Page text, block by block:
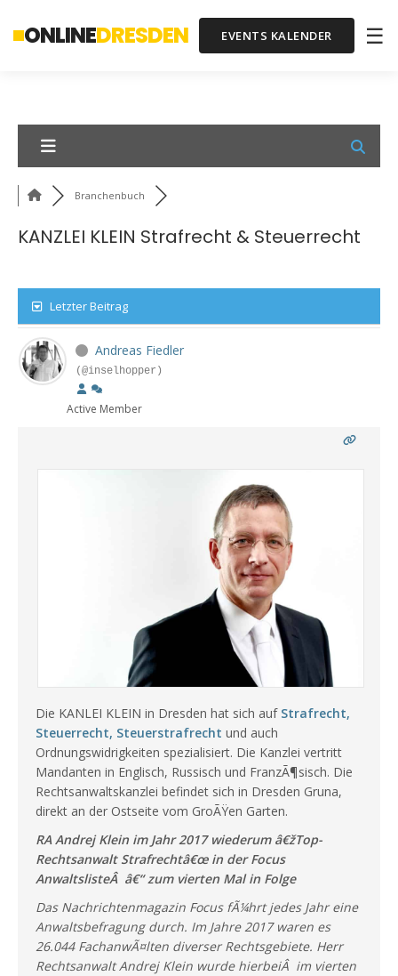
ONLINEDRESDEN EVENTS KALENDER ☰
Branchenbuch
KANZLEI KLEIN Strafrecht & Steuerrecht
Letzter Beitrag
Andreas Fiedler
(@inselhopper)
Active Member
Die KANLEI KLEIN in Dresden hat sich auf Strafrecht,
Steuerrecht, Steuerstrafrecht und auch
Ordnungswidrigkeiten spezialisiert. Die Kanzlei vertritt
Mandanten in Englisch, Russisch und FranzÃ¶sisch. Die
Rechtsanwaltskanzlei befindet sich in Dresden Gruna,
direkt an der Ostseite vom GroÃŸen Garten.
RA Andrej Klein im Jahr 2017 wiederum â€žTop-
Rechtsanwalt Strafrechtâ€œ in der Focus
AnwaltslisteÂ â€“ zum vierten Mal in Folge
Das Nachrichtenmagazin Focus fÃ¼hrt jedes Jahr eine
Anwaltsbefragung durch. Im Jahre 2017 waren es
26.044 FachanwÃ¤lten diverser Rechtsgebiete. Herr
Rechtsanwalt Andrej Klein wurde hierbeiÂ im vierten